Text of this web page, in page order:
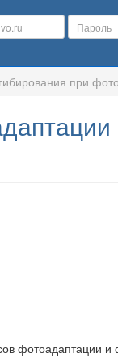
при
фотоадаптации и